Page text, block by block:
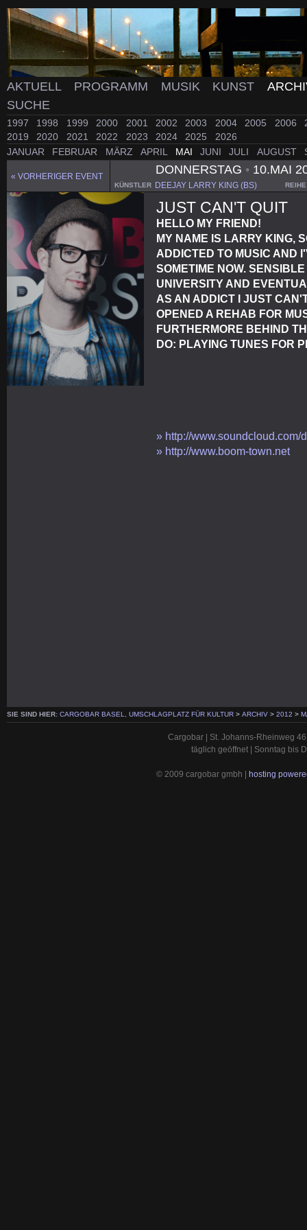
AKTUELL PROGRAMM MUSIK KUNST
SUCHE
1997 1998 1999 2000 2001 2002 2003 2004 2005 2006
2019
2020 2021 2022 2023 2024 2025
2026
JANUAR
FEBRUAR MÄRZ APRIL MAI JUNI JULI AUGUST
« VORHERIGER EVENT
DONNERSTAG •10.MAI
KÜNSTLER DEEJAY LARRY KING (BS) REIHE
JUST CAN'T QUIT
HELLO MY FRIEND!
MY NAME IS LARRY KING,
ADDICTED TO MUSIC AND
SOMETIME NOW.
UNIVERSITY AND
AS AN ADDICT I JUST
OPENED A REHAB FOR
FURTHERMORE BEHIND
DO: PLAYING TUNES FOR
» http://www.soundcloud.com/
» http://www.boom-town.net
SIE SIND HIER: CARGOBAR BASEL, UMSCHLAGPLATZ FÜR KULTUR > ARCHIV > 2012 >
Cargobar | St. Johanns-Rheinweg
täglich geöffnet | Sonntag bis
© 2009 cargobar gmbh | hosting